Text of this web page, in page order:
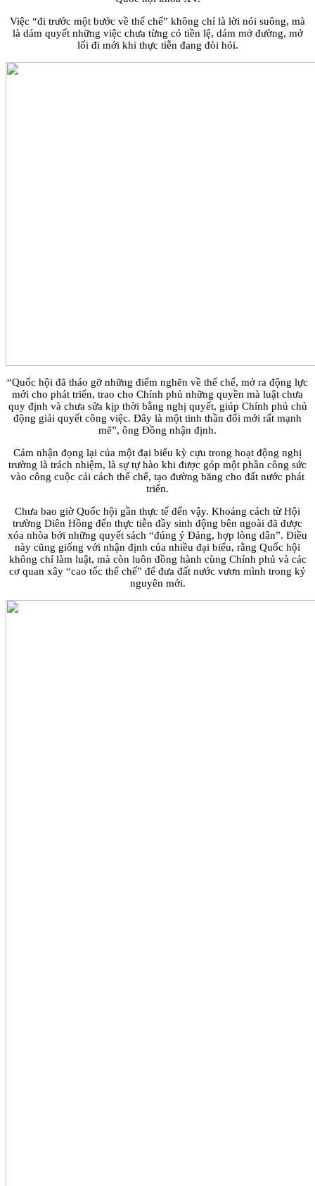
Việc “đi trước một bước về thể chế” không chỉ là lời nói suông, mà
là dám quyết những việc chưa từng có tiền lệ, dám mở đường, mở
lối đi mới khi thực tiễn đang đòi hỏi.
“Quốc hội đã tháo gỡ những điểm nghẽn về thể chế, mở ra động lực
mới cho phát triển, trao cho Chính phủ những quyền mà luật chưa
quy định và chưa sửa kịp thời bằng nghị quyết, giúp Chính phủ chủ
động giải quyết công việc. Đây là một tinh thần đổi mới rất mạnh
mẽ”, ông Đồng nhận định.
Cảm nhận đọng lại của một đại biểu kỳ cựu trong hoạt động nghị
trường là trách nhiệm, là sự tự hào khi được góp một phần công sức
vào công cuộc cải cách thế chế, tạo đường băng cho đất nước phát
triển.
Chưa bao giờ Quốc hội gần thực tế đến vậy. Khoảng cách từ Hội
trường Diên Hồng đến thực tiễn đầy sinh động bên ngoài đã được
xóa nhòa bởi những quyết sách “đúng ý Đảng, hợp lòng dân”. Điều
này cũng giống với nhận định của nhiều đại biểu, rằng Quốc hội
không chỉ làm luật, mà còn luôn đồng hành cùng Chính phủ và các
cơ quan xây “cao tốc thể chế” để đưa đất nước vươn mình trong kỷ
nguyên mới.